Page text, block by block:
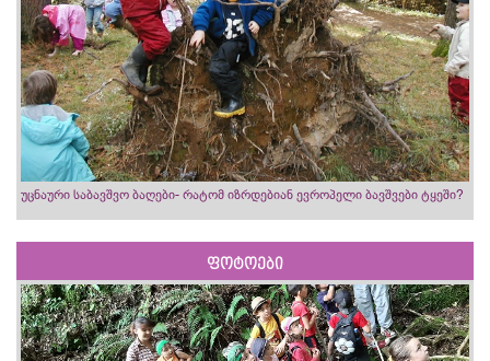
უცნაური საბავშვო ბაღები- რატომ იზრდებიან ევროპელი ბავშვები ტყეში?
ფოტოები